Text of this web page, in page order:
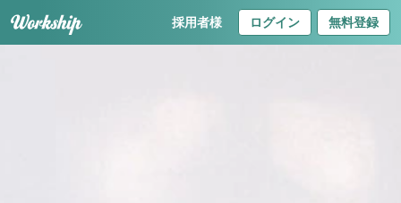
採用者様 ログイン 無料登録